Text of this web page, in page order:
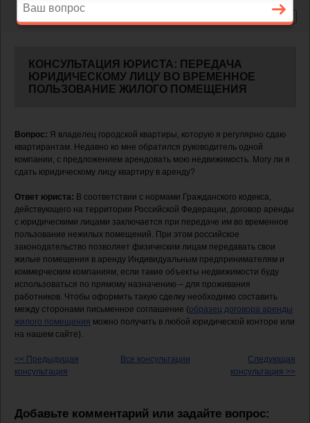
КОНСУЛЬТАЦИЯ ЮРИСТА: ПЕРЕДАЧА
ЮРИДИЧЕСКОМУ ЛИЦУ ВО ВРЕМЕННОЕ
ПОЛЬЗОВАНИЕ ЖИЛОГО ПОМЕЩЕНИЯ
Вопрос: Я владелец городской квартиры, которую я регулярно сдаю
квартирантам. Недавно ко мне обратился руководитель одной
компании, с предложением арендовать мою недвижимость. Могу ли я
сдать юридическому лицу квартиру в аренду?
Ответ юриста: В соответствии с нормами Гражданского кодекса,
действующего на территории Российской Федерации, договор аренды
с юридическими лицами заключается при передаче им во временное
пользование нежилых помещений. При этом российское
законодательство позволяет физическим лицам передавать свои
жилые помещения в аренду Индивидуальным предпринимателям и
коммерческим компаниям, если такие объекты недвижимости буду
использоваться по прямому назначению – для проживания
работников. Чтобы оформить такую сделку необходимо составить
между сторонами письменное соглашение (образец договора аренды
жилого помещения можно получить в любой юридической конторе или
на нашем сайте).
<< Предыдущая
консультация
Следующая
консультация >>
Все консультации
Добавьте комментарий или задайте вопрос: